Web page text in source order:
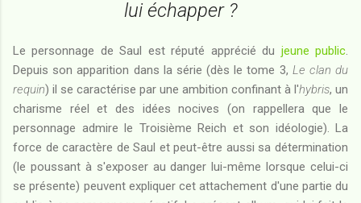
lui échapper ?
Le personnage de Saul est réputé apprécié du jeune public
Depuis son apparition dans la série (dès le tome 3, Le clan du
requin) il se caractérise par une ambition confinant à l'hybris, un
charisme réel et des idées nocives (on rappellera que le
personnage admire le Troisième Reich et son idéologie). La
force de caractère de Saul et peut-être aussi sa détermination
(le poussant à s'exposer au danger lui-même lorsque celui-ci
se présente) peuvent expliquer cet attachement d'une partie du